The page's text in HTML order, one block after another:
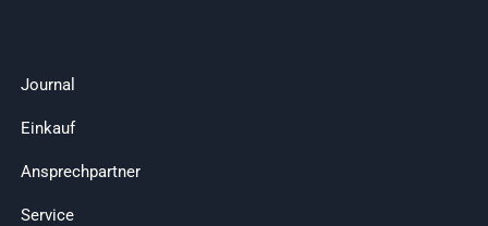
Journal
Einkauf
Ansprechpartner
Service